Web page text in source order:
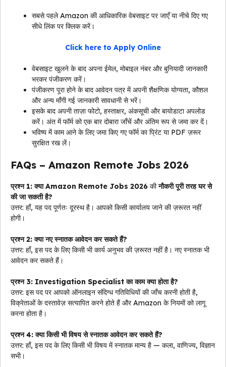
सबसे पहले Amazon की आधिकारिक वेबसाइट पर जाएँ या नीचे दिए गए
सीधे लिंक पर क्लिक करें।
Click here to Apply Online
वेबसाइट खुलने के बाद अपना ईमेल, मोबाइल नंबर और बुनियादी जानकारी
भरकर पंजीकरण करें।
पंजीकरण पूरा होने के बाद आवेदन पत्र में अपनी शैक्षणिक योग्यता, कौशल
और अन्य माँगी गई जानकारी सावधानी से भरें।
इसके बाद अपनी ताज़ा फोटो, हस्ताक्षर, अंकसूची और बायोडाटा अपलोड
करें। अंत में फॉर्म को एक बार दोबारा जाँचें और अंतिम रूप से जमा कर दें।
भविष्य में काम आने के लिए जमा किए गए फॉर्म का प्रिंट या PDF ज़रूर
सुरक्षित रख लें।
FAQs – Amazon Remote Jobs 2026
प्रश्न 1: क्याAmazon Remote Jobs 2026 कीनौकरी पूरी तरह घर से
की जा सकती है?
उत्तर: हाँ, यह पद पूर्णतः दूरस्थ है। आपको किसी कार्यालय जाने की ज़रूरत नहीं
होगी।
प्रश्न 2: क्या नए स्नातक आवेदन कर सकते हैं?
उत्तर: हाँ, इस पद के लिए किसी भी कार्य अनुभव की ज़रूरत नहीं है। नए स्नातक भी
आवेदन कर सकते हैं।
प्रश्न 3: Investigation Specialist का काम क्या होता है?
उत्तर: इस पद पर आपको ऑनलाइन संदिग्ध गतिविधियों की जाँच करनी होती है,
विक्रेताओं के दस्तावेज़ सत्यापित करने होते हैं और Amazon के नियमों को लागू
करना होता है।
प्रश्न 4: क्या किसी भी विषय से स्नातक आवेदन कर सकते हैं?
उत्तर: हाँ, इस पद के लिए किसी भी विषय में स्नातक मान्य है — कला, वाणिज्य, विज्ञान
सभी।